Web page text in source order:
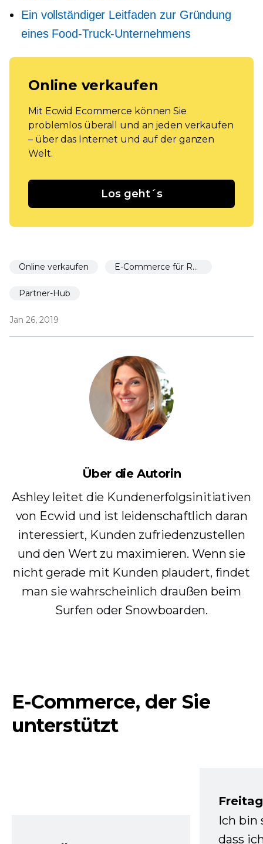
Ein vollständiger Leitfaden zur Gründung
eines Food-Truck-Unternehmens
Online verkaufen
Mit Ecwid Ecommerce können Sie
problemlos überall und an jeden verkaufen
– über das Internet und auf der ganzen
Welt.
Los geht´s
Online verkaufen E-Commerce für Restaurants
Partner-Hub
Jan 26, 2019
Über die Autorin
Ashley leitet die Kundenerfolgsinitiativen
von Ecwid und ist leidenschaftlich daran
interessiert, Kunden zufriedenzustellen
und den Wert zu maximieren. Wenn sie
nicht gerade mit Kunden plaudert, findet
man sie wahrscheinlich draußen beim
Surfen oder Snowboarden.
E-Commerce, der Sie
unterstützt
Ich bin
dass